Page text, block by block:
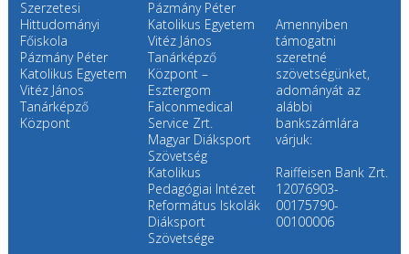
Szerzetesi
Hittudományi
Főiskola
Pázmány Péter
Katolikus Egyetem
Vitéz János
Tanárképző
Központ
Pázmány Péter
Katolikus Egyetem
Vitéz János
Tanárképző
Központ –
Esztergom
Falconmedical
Service Zrt.
Magyar Diáksport
Szövetség
Katolikus
Pedagógiai Intézet
Református Iskolák
Diáksport
Szövetsége
Amennyiben
támogatni
szeretné
szövetségünket,
adományát az
alábbi
bankszámlára
várjuk:
Raiffeisen Bank Zrt.
12076903-
00175790-
00100006